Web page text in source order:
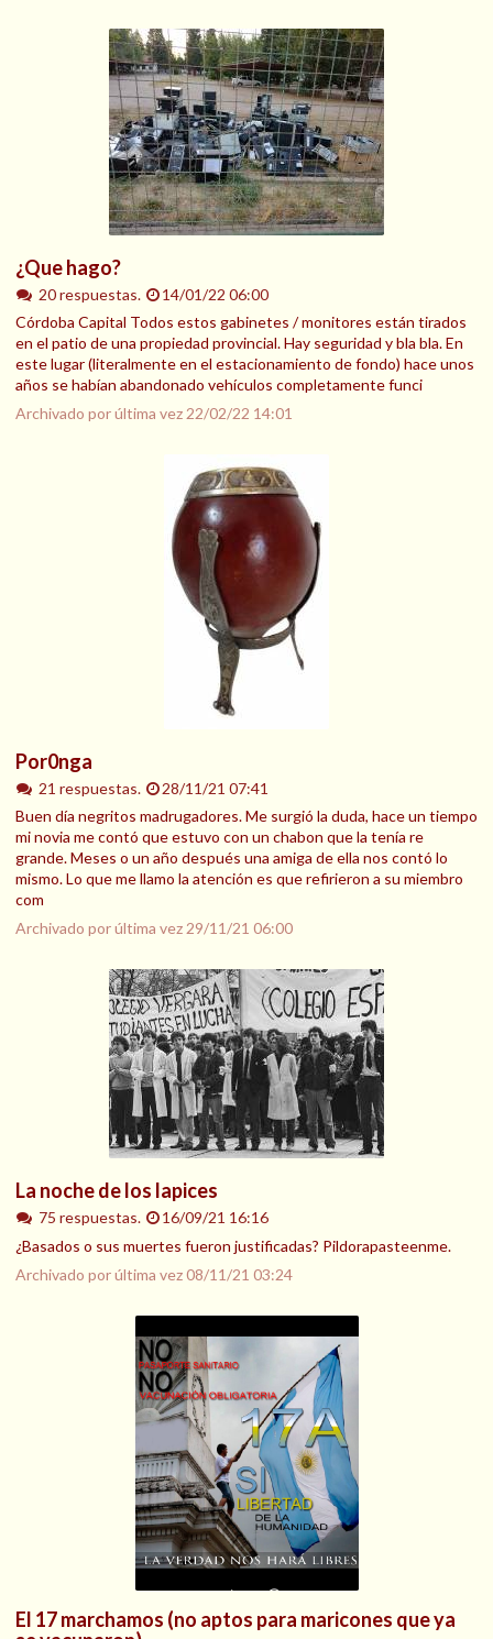
¿Que hago?
20 respuestas.
14/01/22 06:00
Córdoba Capital Todos estos gabinetes / monitores están tirados
en el patio de una propiedad provincial. Hay seguridad y bla bla. En
este lugar (literalmente en el estacionamiento de fondo) hace unos
años se habían abandonado vehículos completamente funci
Archivado por última vez 22/02/22 14:01
Por0nga
21 respuestas.
28/11/21 07:41
Buen día negritos madrugadores. Me surgió la duda, hace un tiempo
mi novia me contó que estuvo con un chabon que la tenía re
grande. Meses o un año después una amiga de ella nos contó lo
mismo. Lo que me llamo la atención es que refirieron a su miembro
com
Archivado por última vez 29/11/21 06:00
La noche de los lapices
75 respuestas.
16/09/21 16:16
¿Basados o sus muertes fueron justificadas? Pildorapasteenme.
Archivado por última vez08/11/21 03:24
El 17 marchamos (no aptos para maricones que ya